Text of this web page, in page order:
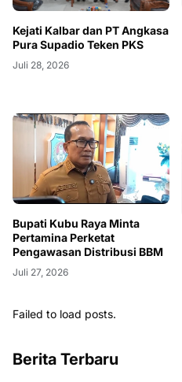
Kejati Kalbar dan PT Angkasa
Pura Supadio Teken PKS
Juli 28, 2026
Bupati Kubu Raya Minta
Pertamina Perketat
Pengawasan Distribusi BBM
Juli 27, 2026
Failed to load posts.
Berita Terbaru